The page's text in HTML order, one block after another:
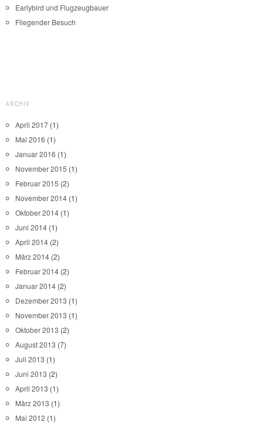
Earlybird und Flugzeugbauer
Fliegender Besuch
ARCHIV
April 2017 (1)
Mai 2016 (1)
Januar 2016 (1)
November 2015 (1)
Februar 2015 (2)
November 2014 (1)
Oktober 2014 (1)
Juni 2014 (1)
April 2014 (2)
März 2014 (2)
Februar 2014 (2)
Januar 2014 (2)
Dezember 2013 (1)
November 2013 (1)
Oktober 2013 (2)
August 2013 (7)
Juli 2013 (1)
Juni 2013 (2)
April 2013 (1)
März 2013 (1)
Mai 2012 (1)